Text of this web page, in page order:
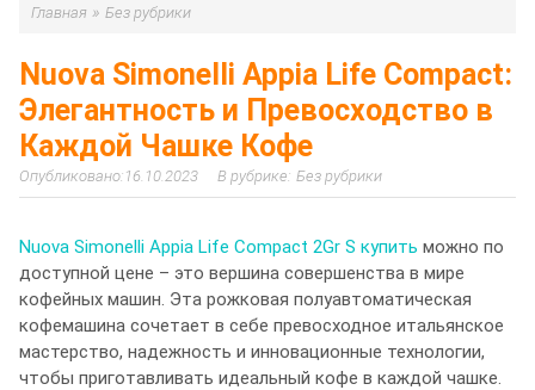
Главная » Без рубрики
Nuova Simonelli Appia Life Compact:
Элегантность и Превосходство в
Каждой Чашке Кофе
16.10.2023 Без рубрики
Nuova Simonelli Appia Life Compact 2Gr S купить можно по
доступной цене – это вершина совершенства в мире
кофейных машин. Эта рожковая полуавтоматическая
кофемашина сочетает в себе превосходное итальянское
мастерство, надежность и инновационные технологии,
чтобы приготавливать идеальный кофе в каждой чашке.